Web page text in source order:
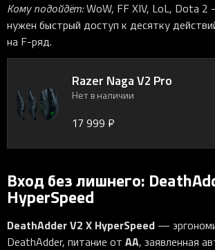
Кому подойдёт:WoW, FF XIV, LoL, Dota
нужен быстрый доступ к десятку
на F-ряд.
Razer Naga V2 Pro
Нет в наличии
17 999 ₽
Вход без лишнего:
HyperSpeed
DeathAdder V2 X HyperSpeed —
DeathAdder, питание от AA, заявленная